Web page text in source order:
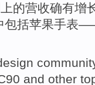
上的营收确有增
包括苹果手表
and other